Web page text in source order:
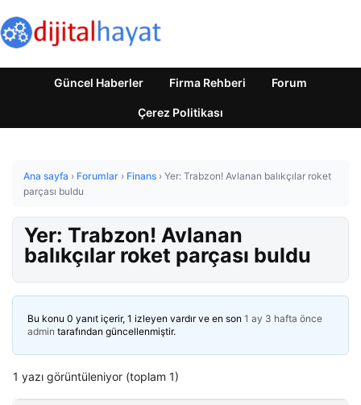
Güncel Haberler Firma Rehberi Forum
Çerez Politikası
Ana sayfa › Forumlar › Finans › Yer: Trabzon! Avlanan balıkçılar roket
parçası buldu
Yer: Trabzon! Avlanan
balıkçılar roket parçası buldu
Bu konu 0 yanıt içerir, 1 izleyen vardır ve en son 1 ay 3 hafta önce
admin tarafından güncellenmiştir.
1 yazı görüntüleniyor (toplam 1)